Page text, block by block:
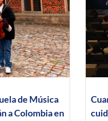
de Música
a Colombia en